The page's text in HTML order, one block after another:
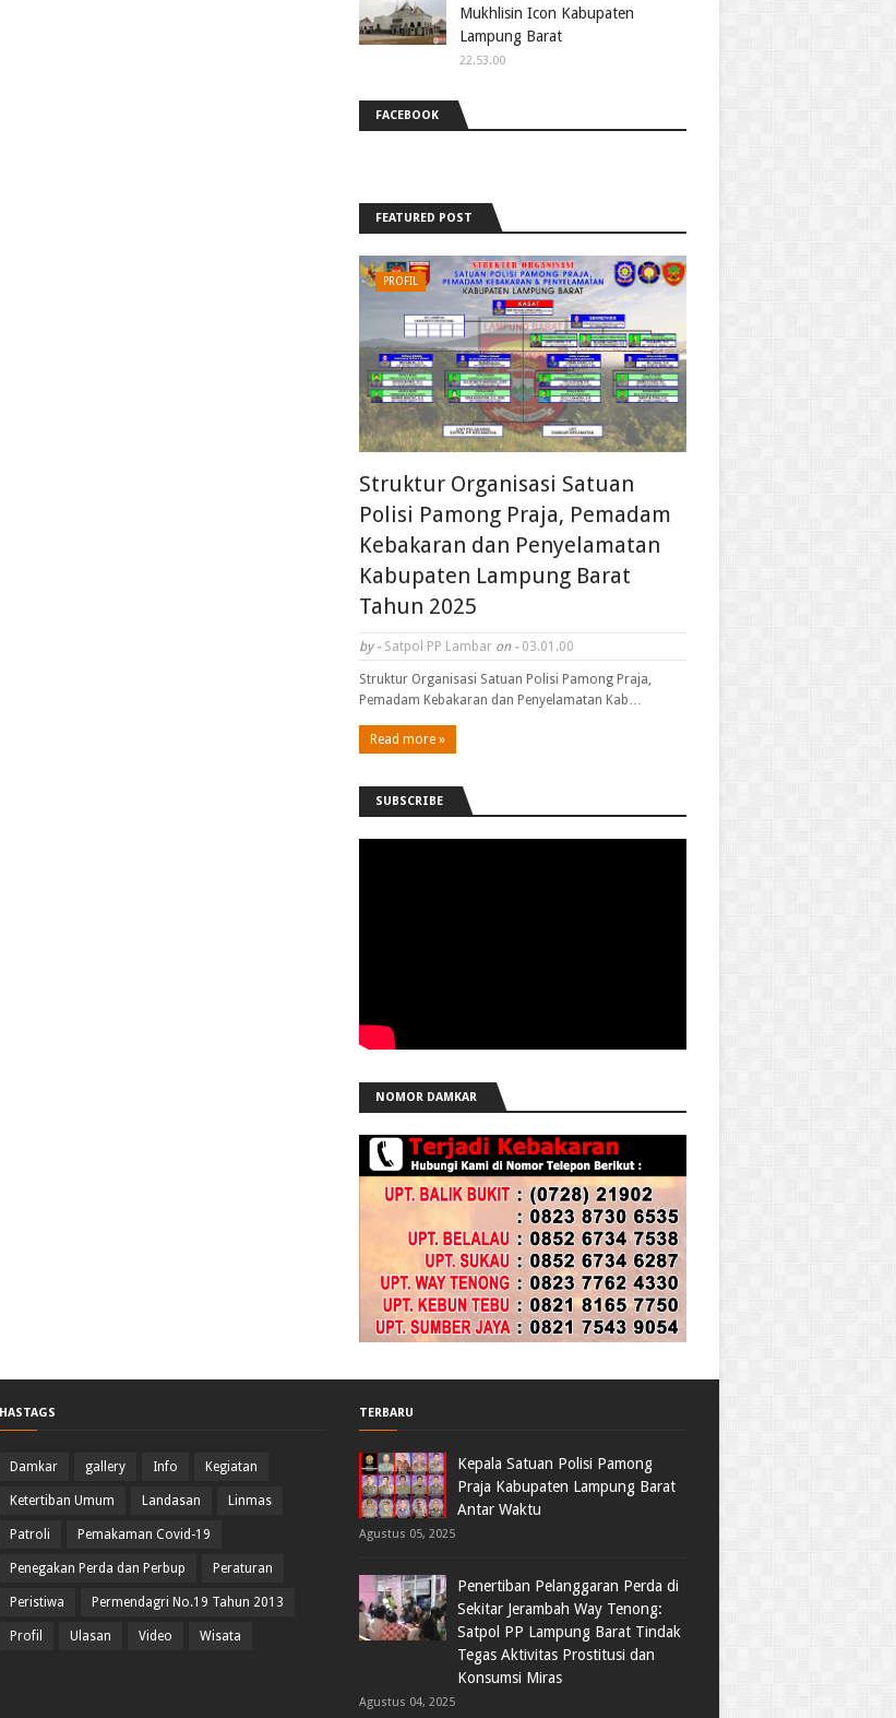
Mukhlisin Icon Kabupaten
Lampung Barat
22.53.00
FACEBOOK
FEATURED POST
PROFIL
Struktur Organisasi Satuan
Polisi Pamong Praja, Pemadam
Kebakaran dan Penyelamatan
Kabupaten Lampung Barat
Tahun 2025
by - Satpol PP Lambar on - 03.01.00
Struktur Organisasi Satuan Polisi Pamong Praja,
Pemadam Kebakaran dan Penyelamatan Kab…
Read more »
SUBSCRIBE
NOMOR DAMKAR
HASTAGS
Damkar gallery Info Kegiatan
Ketertiban Umum Landasan Linmas
Patroli Pemakaman Covid-19
Penegakan Perda dan Perbup Peraturan
Peristiwa Permendagri No.19 Tahun 2013
Profil Ulasan Video Wisata
TERBARU
Kepala Satuan Polisi Pamong
Praja Kabupaten Lampung Barat
Antar Waktu
Agustus 05, 2025
Penertiban Pelanggaran Perda di
Sekitar Jerambah Way Tenong:
Satpol PP Lampung Barat Tindak
Tegas Aktivitas Prostitusi dan
Konsumsi Miras
Agustus 04, 2025